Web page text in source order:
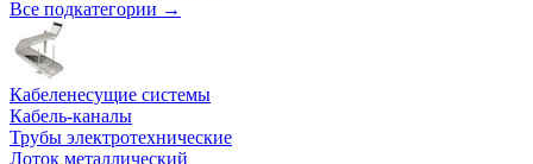
Все подкатегории →
Кабеленесущие системы
Кабель-каналы
Трубы электротехнические
Лоток металлический